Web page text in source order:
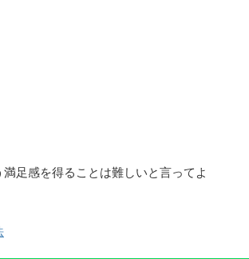
足感を得ることは難しいと言ってよ